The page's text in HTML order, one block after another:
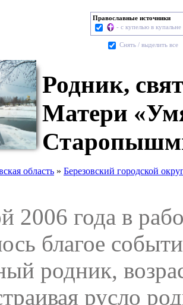
Православные источники
- с купелью в купальне
Cнять / выделить все
Родник,
Матери
область » Березовский городской
2006 года в
благое
родник,
русло